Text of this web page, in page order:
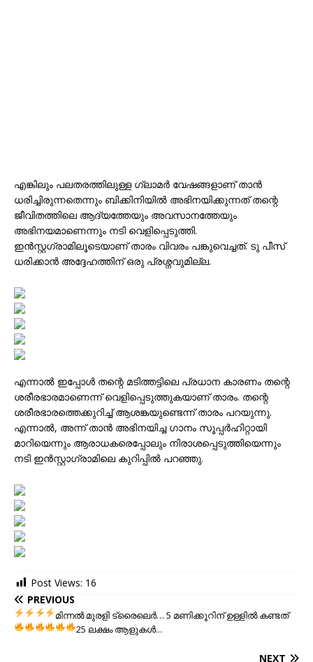
എങ്കിലും പലതരത്തിലുള്ള ഗ്ലാമർ വേഷങ്ങളാണ് താൻ
ധരിച്ചിരുന്നതെന്നും ബിക്കിനിയിൽ അഭിനയിക്കുന്നത് തന്റെ
ജീവിതത്തിലെ ആദ്യത്തേയും അവസാനത്തേയും
അഭിനയമാണെന്നും നടി വെളിപ്പെടുത്തി.
ഇൻസ്റ്റഗ്രാമിലൂടെയാണ് താരം വിവരം പങ്കുവെച്ചത്. ടു പീസ്
ധരിക്കാൻ അദ്ദേഹത്തിന് ഒരു പ്രശ്നവുമില്ല.
എന്നാൽ ഇപ്പോൾ തന്റെ മടിത്തട്ടിലെ പ്രധാന കാരണം തന്റെ
ശരീരഭാരമാണെന്ന് വെളിപ്പെടുത്തുകയാണ് താരം. തന്റെ
ശരീരഭാരത്തെക്കുറിച്ച് ആശങ്കയുണ്ടെന്ന് താരം പറയുന്നു.
എന്നാൽ, അന്ന് താൻ അഭിനയിച്ച ഗാനം സൂപ്പർഹിറ്റായി
മാറിയെന്നും ആരാധകരെപ്പോലും നിരാശപ്പെടുത്തിയെന്നും
നടി ഇൻസ്റ്റാഗ്രാമിലെ കുറിപ്പിൽ പറഞ്ഞു.
Post Views: 16
PREVIOUS
മിന്നല്‍ മുരളി ട്രൈലെര്‍… 5 മണിക്കൂറിന് ഉള്ളില്‍ കണ്ടത്
25 ലക്ഷം ആളുകള്‍...
NEXT